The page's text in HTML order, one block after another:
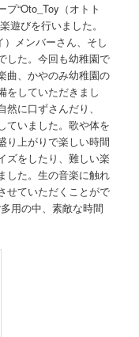
“Oto_Toy（オトト
遊びを行いました。
メンバーさん、そし
した。今回も幼稚園で
曲、かやのみ幼稚園の
をしていただきまし
に口ずさんだり、
ていました。歌や体を
り上がりで楽しい時間
ズをしたり、難しい楽
した。生の音楽に触れ
せていただくことがで
用の中、素敵な時間